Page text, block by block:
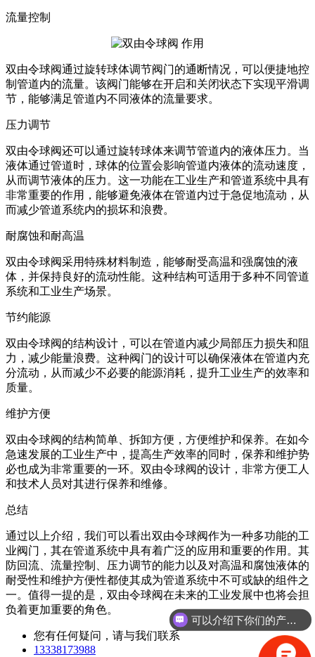
流量控制
双由令球阀通过旋转球体调节阀门的通断情况，可以便捷地控
制管道内的流量。该阀门能够在开启和关闭状态下实现平滑调
节，能够满足管道内不同液体的流量要求。
压力调节
双由令球阀还可以通过旋转球体来调节管道内的液体压力。当
液体通过管道时，球体的位置会影响管道内液体的流动速度，
从而调节液体的压力。这一功能在工业生产和管道系统中具有
非常重要的作用，能够避免液体在管道内过于急促地流动，从
而减少管道系统内的损坏和浪费。
耐腐蚀和耐高温
双由令球阀采用特殊材料制造，能够耐受高温和强腐蚀的液
体，并保持良好的流动性能。这种结构可适用于多种不同管道
系统和工业生产场景。
节约能源
双由令球阀的结构设计，可以在管道内减少局部压力损失和阻
力，减少能量浪费。这种阀门的设计可以确保液体在管道内充
分流动，从而减少不必要的能源消耗，提升工业生产的效率和
质量。
维护方便
双由令球阀的结构简单、拆卸方便，方便维护和保养。在如今
急速发展的工业生产中，提高生产效率的同时，保养和维护势
必也成为非常重要的一环。双由令球阀的设计，非常方便工人
和技术人员对其进行保养和维修。
总结
通过以上介绍，我们可以看出双由令球阀作为一种多功能的工
业阀门，其在管道系统中具有着广泛的应用和重要的作用。其
防回流、流量控制、压力调节的能力以及对高温和腐蚀液体的
耐受性和维护方便性都使其成为管道系统中不可或缺的组件之
一。值得一提的是，双由令球阀在未来的工业发展中也将会担
负着更加重要的角色。
您有任何疑问，请与我们联系
13338173988
可以介绍下你们的产品么